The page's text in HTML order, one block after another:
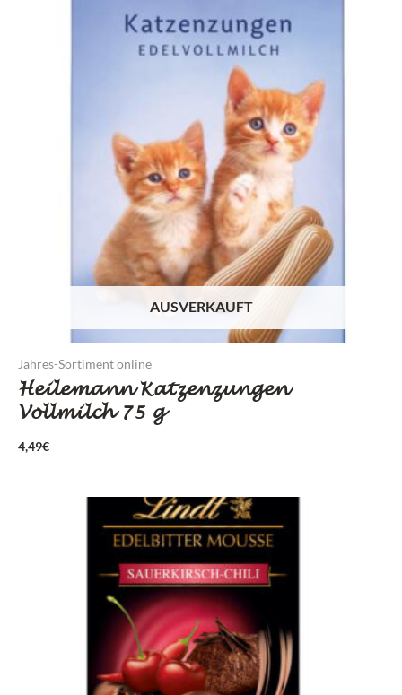
AUSVERKAUFT
Jahres-Sortiment online
Heilemann Katzenzungen
Vollmilch 75 g
4,49€